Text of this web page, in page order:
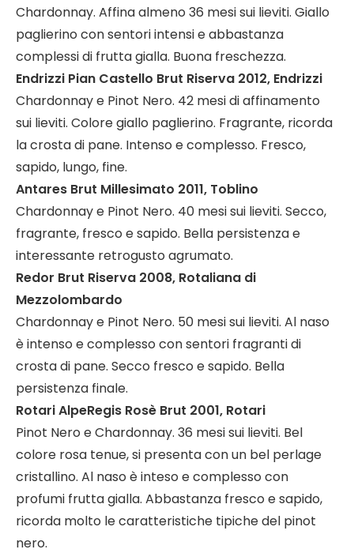
Chardonnay. Affina almeno 36 mesi sui lieviti. Giallo
paglierino con sentori intensi e abbastanza
complessi di frutta gialla. Buona freschezza.
Endrizzi Pian Castello Brut Riserva 2012, Endrizzi
Chardonnay e Pinot Nero. 42 mesi di affinamento
sui lieviti. Colore giallo paglierino. Fragrante, ricorda
la crosta di pane. Intenso e complesso. Fresco,
sapido, lungo, fine.
Antares Brut Millesimato 2011, Toblino
Chardonnay e Pinot Nero. 40 mesi sui lieviti. Secco,
fragrante, fresco e sapido. Bella persistenza e
interessante retrogusto agrumato.
Redor Brut Riserva 2008, Rotaliana di
Mezzolombardo
Chardonnay e Pinot Nero. 50 mesi sui lieviti. Al naso
è intenso e complesso con sentori fragranti di
crosta di pane. Secco fresco e sapido. Bella
persistenza finale.
Rotari AlpeRegis Rosè Brut 2001, Rotari
Pinot Nero e Chardonnay. 36 mesi sui lieviti. Bel
colore rosa tenue, si presenta con un bel perlage
cristallino. Al naso è inteso e complesso con
profumi frutta gialla. Abbastanza fresco e sapido,
ricorda molto le caratteristiche tipiche del pinot
nero.